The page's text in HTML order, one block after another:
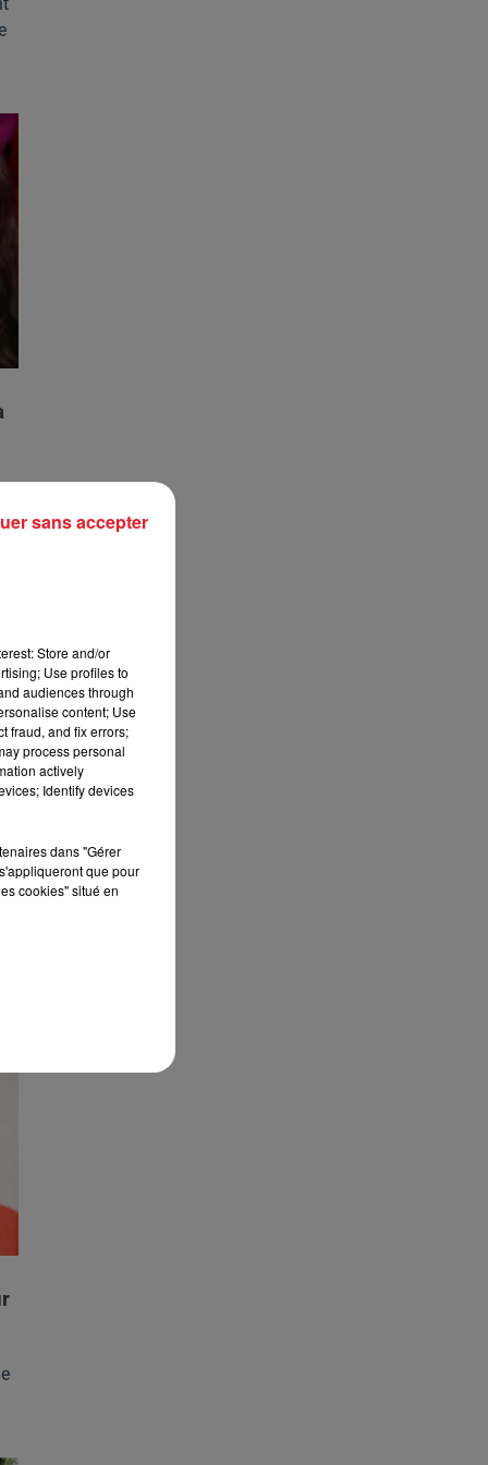
Store and/or
Use profiles to
audiences through
content; Use
fraud, and fix errors;
process personal
actively
Identify devices
dans "Gérer
que pour
cookies" situé en
sans accepter